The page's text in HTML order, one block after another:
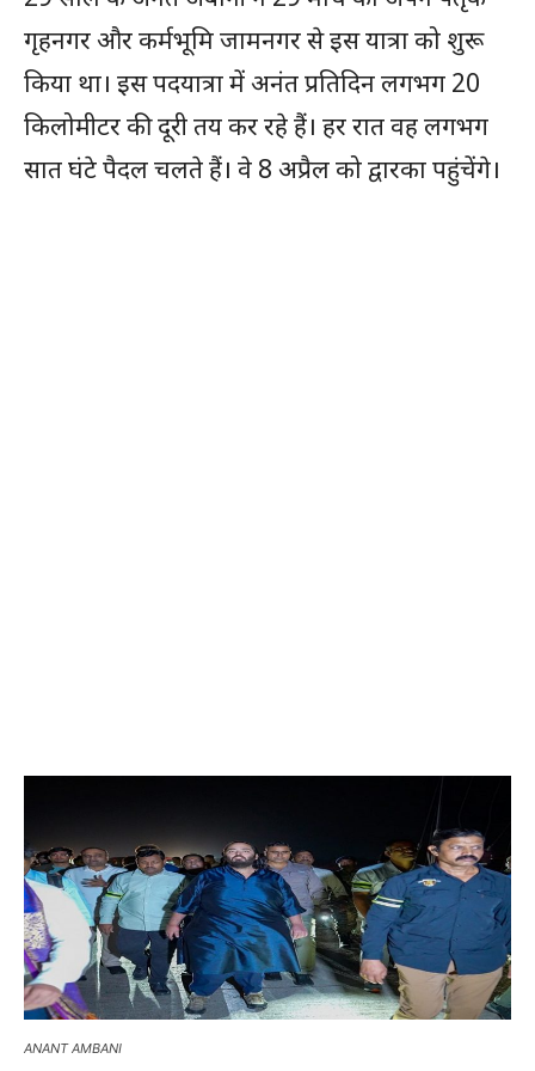
गृहनगर और कर्मभूमि जामनगर से इस यात्रा को शुरू
किया था। इस पदयात्रा में अनंत प्रतिदिन लगभग 20
किलोमीटर की दूरी तय कर रहे हैं। हर रात वह लगभग
सात घंटे पैदल चलते हैं। वे 8 अप्रैल को द्वारका पहुंचेंगे।
ANANT AMBANI